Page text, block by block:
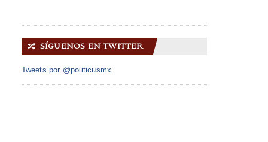
🔀 SÍGUENOS EN TWITTER
Tweets por @politicusmx